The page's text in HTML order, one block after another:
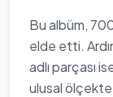
Bu albüm,
elde etti.
adlı parçası
ulusal ölçekte